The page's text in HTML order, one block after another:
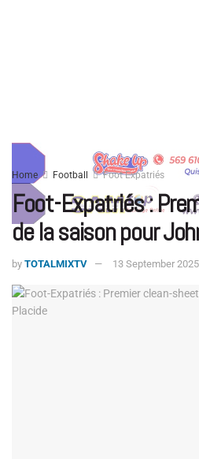
Home Football Foot Expatriés
Foot-Expatriés :
de la saison pour
by TOTALMIXTV 13 September 2025